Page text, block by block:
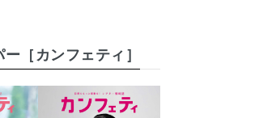
［カンフェティ］